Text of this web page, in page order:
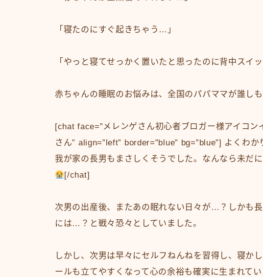
「寝たのにすぐ起きちゃう…」
「やっと寝てせっかく置いたと思ったのに背中スイ
赤ちゃんの睡眠のお悩みは、全国のパパママが誰し
[chat face=”メレンゲさん初心者ブロガー様アイコン
さん” align=”left” border=”blue” bg=”blue”] よくわ
我が家の長男もまさしくそうでした。なんなら未だ
[/chat]
次男の出産後、またあの眠れない日々が…？しかも
には…？と戦々恐々としていました。
しかし、次男は早々にセルフねんねを習得し、寝か
ールも立てやすくなって心の余裕も確実に生まれてい